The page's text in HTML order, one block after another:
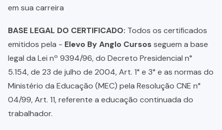
em sua carreira
BASE LEGAL DO CERTIFICADO: Todos os certificados
emitidos pela - Elevo By Anglo Cursos seguem a base
legal da Lei nº 9394/96, do Decreto Presidencial n°
5.154, de 23 de julho de 2004, Art. 1° e 3° e as normas do
Ministério da Educação (MEC) pela Resolução CNE n°
04/99, Art. 11, referente a educação continuada do
trabalhador.